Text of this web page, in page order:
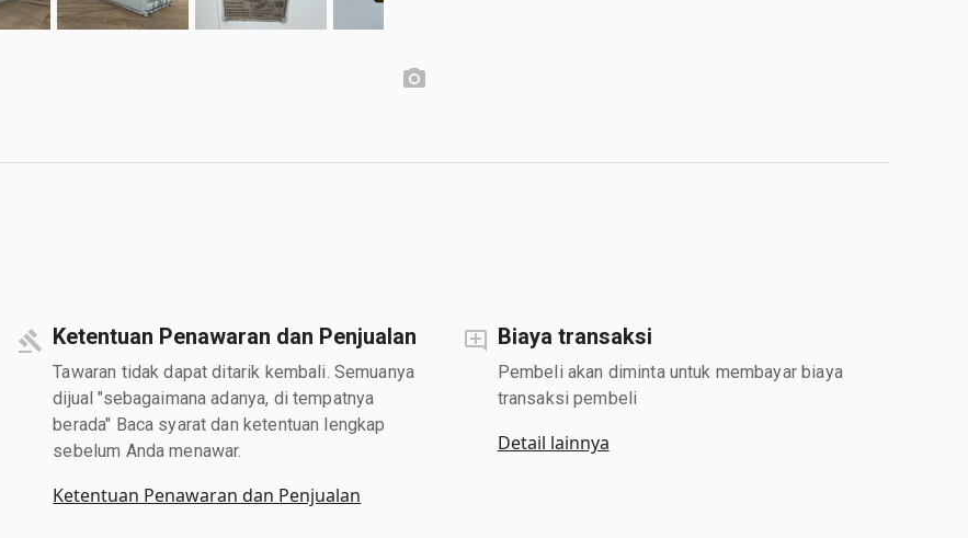
Ketentuan Penawaran dan Penjualan
Tawaran tidak dapat ditarik kembali. Semuanya
dijual "sebagaimana adanya, di tempatnya
berada" Baca syarat dan ketentuan lengkap
sebelum Anda menawar.
Ketentuan Penawaran dan Penjualan
Biaya transaksi
Pembeli akan diminta untuk membayar biaya
transaksi pembeli
Detail lainnya